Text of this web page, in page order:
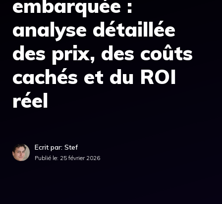
embarquée :
analyse détaillée
des prix, des coûts
cachés et du ROI
réel
Ecrit par: Stef
Publié le: 25 février 2026